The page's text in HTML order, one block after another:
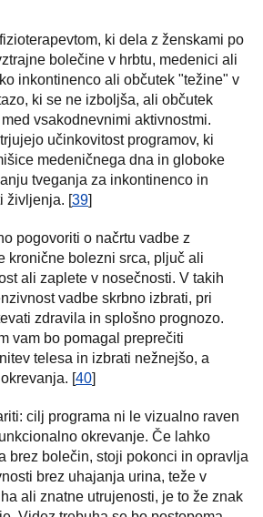
ki dela z ženskami po
bolečine v hrbtu, medenici ali
inkontinenco ali občutek "težine" v
ki se ne izboljša, ali občutek
vsakodnevnimi aktivnostmi.
učinkovitost programov, ki
medeničnega dna in globoke
tveganja za inkontinenco in
življenja. [39]
pogovoriti o načrtu vadbe z
kronične bolezni srca, pljuč ali
ali zaplete v nosečnosti. V takih
vadbe skrbno izbrati, pri
zdravila in splošno prognozo.
vam bo pomagal preprečiti
telesa in izbrati nežnejšo, a
[40]
cilj programa ni le vizualno raven
okrevanje. Če lahko
brez bolečin, stoji pokonci in opravlja
brez uhajanja urina, teže v
ali znatne utrujenosti, je to že znak